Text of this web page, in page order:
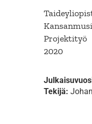
Projektityö
2020
Tekijä: